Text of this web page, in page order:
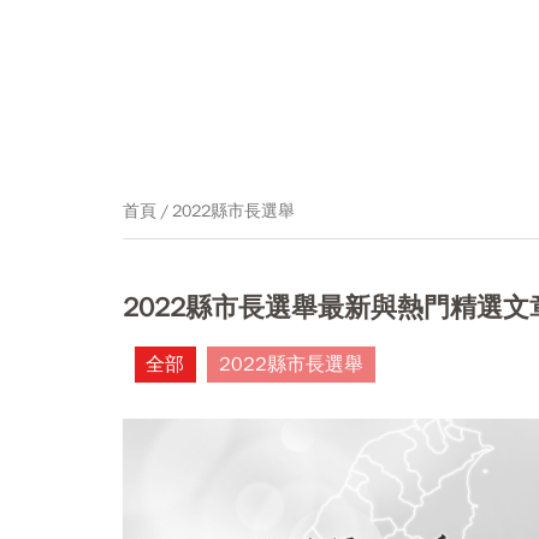
首頁 2022縣市長選舉
2022縣市長選舉最新與熱門精選文
全部 2022縣市長選舉